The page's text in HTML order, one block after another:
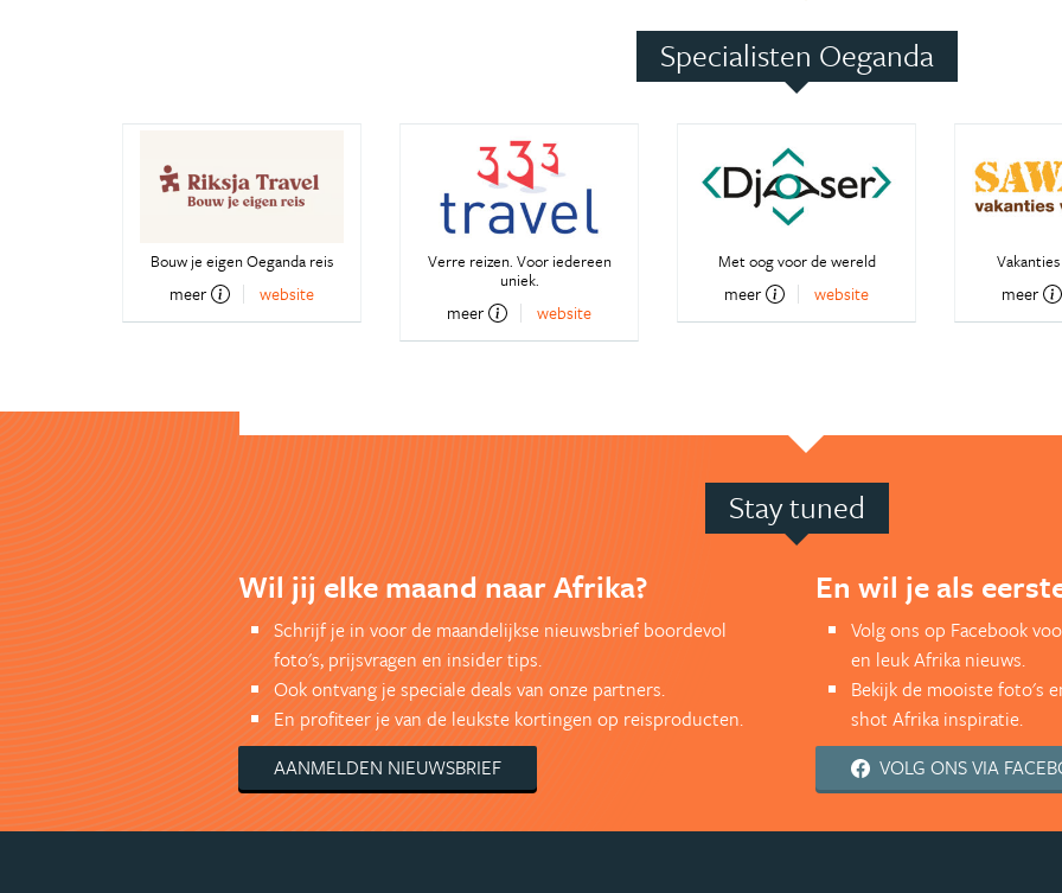
Specialisten Oeganda
Bouw je eigen Oeganda reis
meer website
Verre reizen. Voor iedereen
uniek.
meer website
Met oog voor de wereld
meer website meer
Stay tuned
Wil jij elke maand naar Afrika?
Schrijf je in voor de maandelijkse nieuwsbrief boordevol
foto's, prijsvragen en insider tips.
Ook ontvang je speciale deals van onze partners.
En profiteer je van de leukste kortingen op reisproducten.
AANMELDEN NIEUWSBRIEF
En wil je als
Volg ons op Facebook
en leuk Afrika nieuws.
Bekijk de mooiste foto's
shot Afrika inspiratie.
VOLG ONS VIA